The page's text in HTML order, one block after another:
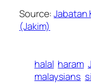
Source:Jabatan
(Jakim)
halal haram
malaysians